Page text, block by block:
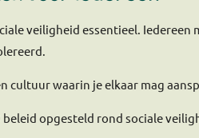
veiligheid essentieel.
cultuur waarin je elkaar mag
beleid opgesteld rond sociale